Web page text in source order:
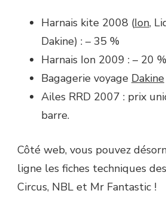
Harnais kite 2008 (Ion,
Dakine) : – 35 %
Harnais Ion 2009 : – 20 %
Bagagerie voyage Dakine
Ailes RRD 2007 : prix
barre.
Côté web, vous pouvez
ligne les fiches techniques
Circus, NBL et Mr Fantastic !